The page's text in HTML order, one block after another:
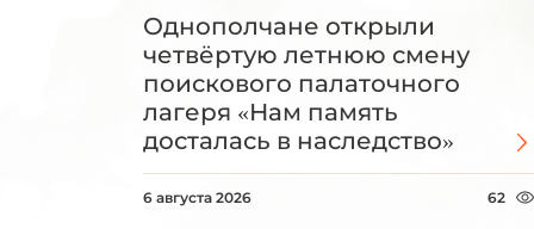
Однополчане открыли
четвёртую летнюю смену
поискового палаточного
лагеря «Нам память
досталась в наследство»
6 августа 2026 62